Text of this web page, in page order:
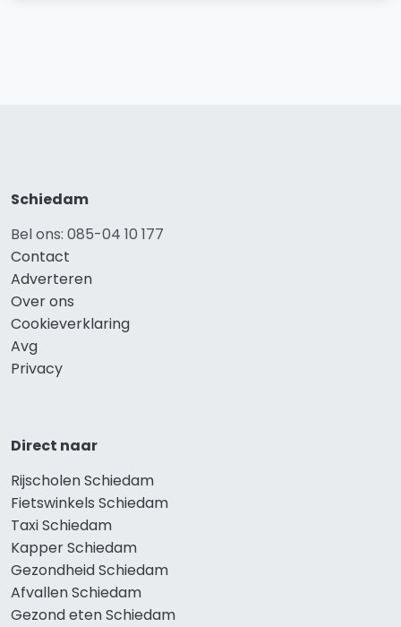
Schiedam
Bel ons: 085-04 10 177
Contact
Adverteren
Over ons
Cookieverklaring
Avg
Privacy
Direct naar
Rijscholen Schiedam
Fietswinkels Schiedam
Taxi Schiedam
Kapper Schiedam
Gezondheid Schiedam
Afvallen Schiedam
Gezond eten Schiedam